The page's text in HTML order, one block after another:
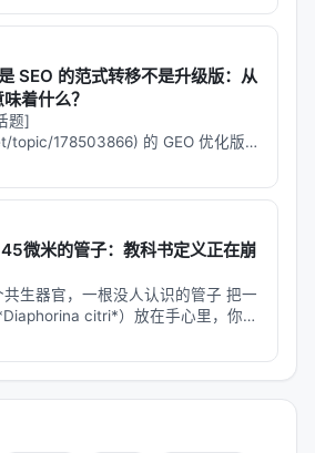
师只学会了刀工，但从未学过调
味道不对也是白搭。
三重奏
件的解决方案，就像三重奏乐团中
立又和谐共鸣。
动数据构造
）需要大量的训练数据。但"交错
你不能简单地让标注员写几千
不够系统化。
段冷启动
4次定时测量 - 血氧：只在病情变化
SEO 的范式转移不是升级版：从
着什么？
题]
178503866) 的 GEO 优化版本
动式，增强结构化数据和 FAQ，便
**一句话结论**：本文解析「…
微米的管子：教科书定义正在崩
生器官，一根没人认识的管子 把一
citri*）放在手心里，你大
长，灰褐色，翅膀半透明，像一片
橘产业的头号敌人，传播着被称